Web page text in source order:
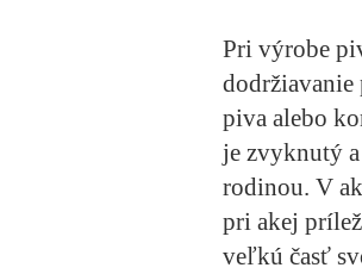
Pri výrobe
dodržiavanie
piva alebo
je zvyknutý
rodinou. V
pri akej
veľkú časť